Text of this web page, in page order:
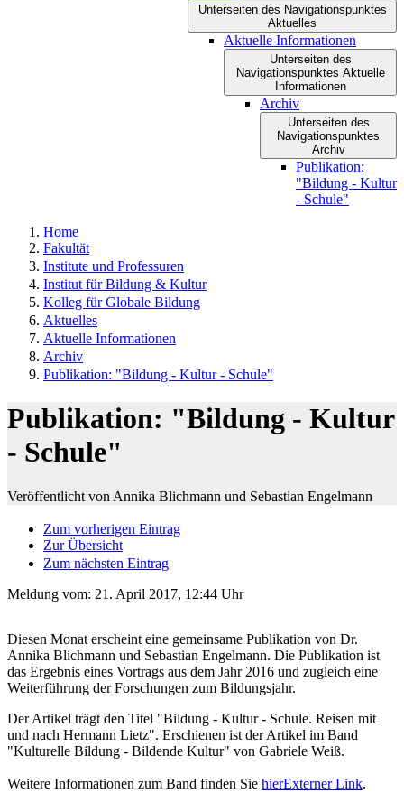
Unterseiten des Navigationspunktes
Aktuelles
Aktuelle Informationen
Unterseiten des
Navigationspunktes Aktuelle
Informationen
Archiv
Unterseiten des
Navigationspunktes
Archiv
Publikation:
"Bildung - Kultur
- Schule"
Home
Fakultät
Institute und Professuren
Institut für Bildung & Kultur
Kolleg für Globale Bildung
Aktuelles
Aktuelle Informationen
Archiv
Publikation: "Bildung - Kultur - Schule"
Publikation: "Bildung - Kultur
- Schule"
Veröffentlicht von Annika Blichmann und Sebastian Engelmann
Zum vorherigen Eintrag
Zur Übersicht
Zum nächsten Eintrag
Meldung vom: 21. April 2017, 12:44 Uhr
Diesen Monat erscheint eine gemeinsame Publikation von Dr.
Annika Blichmann und Sebastian Engelmann. Die Publikation ist
das Ergebnis eines Vortrags aus dem Jahr 2016 und zugleich eine
Weiterführung der Forschungen zum Bildungsjahr.
Der Artikel trägt den Titel "Bildung - Kultur - Schule. Reisen mit
und nach Hermann Lietz". Erschienen ist der Artikel im Band
"Kulturelle Bildung - Bildende Kultur" von Gabriele Weiß.
Weitere Informationen zum Band finden Sie hierExterner Link.